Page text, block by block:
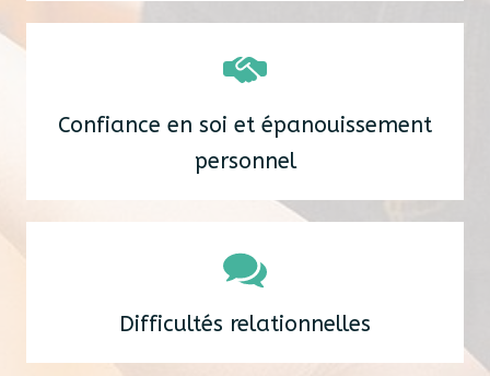
Confiance en soi et épanouissement
personnel
Difficultés relationnelles